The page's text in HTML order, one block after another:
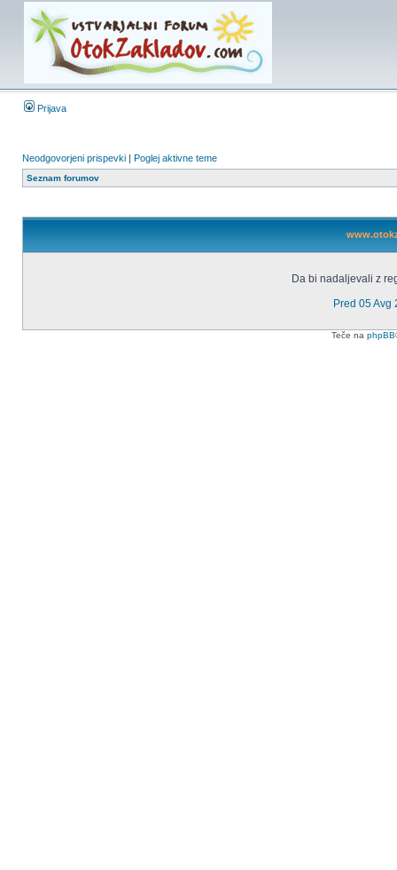
Prijava
Neodgovorjeni prispevki | Poglej aktivne teme
Seznam forumov
Da bi nadaljevali z
Pred 05 Avg
Teče na phpBB